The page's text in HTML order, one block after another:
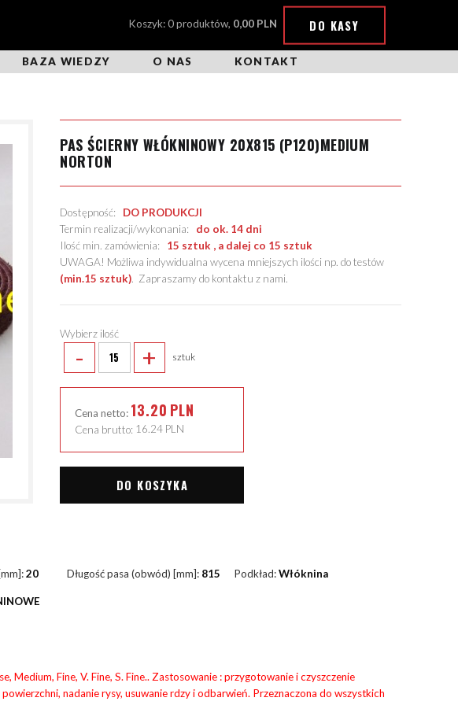
Koszyk: 0 produktów, 0,00 PLN DO KASY
BAZA WIEDZY O NAS KONTAKT
PAS ŚCIERNY WŁÓKNINOWY 20X815 (P120)MEDIUM
NORTON
Dostępność: DO PRODUKCJI
Termin realizacji/wykonania: do ok. 14 dni
Ilość min. zamówienia: 15 sztuk , a dalej co 15 sztuk
UWAGA! Możliwa indywidualna wycena mniejszych ilości np. do testów
(min.15 sztuk). Zapraszamy do kontaktu z nami.
Wybierz ilość
- + sztuk
Cena netto: 13.20 PLN
Cena brutto: 16.24 PLN
DO KOSZYKA
20 Długość pasa (obwód) [mm]: 815 Podkład:Włóknina
Medium, Fine, V. Fine, S. Fine.. Zastosowanie : przygotowanie i czyszczenie
nadanie rysy, usuwanie rdzy i odbarwień. Przeznaczona do wszystkich